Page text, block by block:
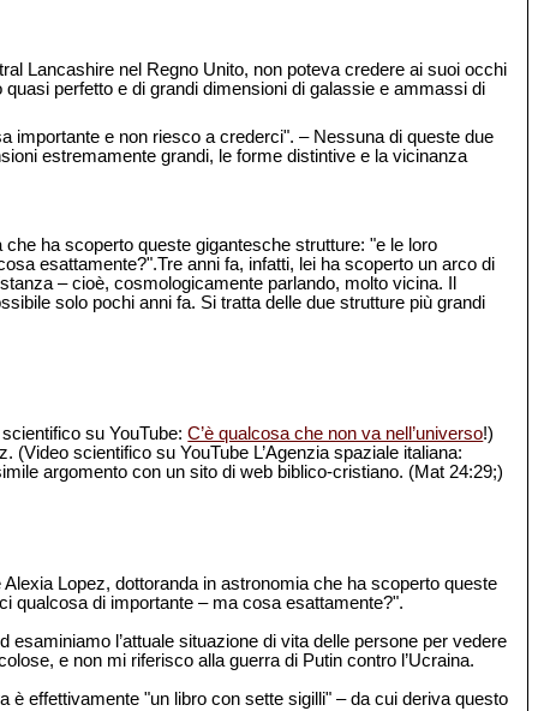
Lancashire nel Regno Unito, non poteva credere ai suoi occhi
perfetto e di grandi dimensioni di galassie e ammassi di
importante e non riesco a crederci". – Nessuna di queste due
estremamente grandi, le forme distintive e la vicinanza
ha scoperto queste gigantesche strutture: "e le loro
esattamente?".Tre anni fa, infatti, lei ha scoperto un arco di
– cioè, cosmologicamente parlando, molto vicina. Il
solo pochi anni fa. Si tratta delle due strutture più grandi
su YouTube:C’è qualcosa che non va nell’universo!)
scientifico su YouTube L’Agenzia spaziale italiana:
argomento con un sito di web biblico-cristiano. (Mat 24:29;)
Lopez, dottoranda in astronomia che ha scoperto queste
qualcosa di importante – ma cosa esattamente?".
l’attuale situazione di vita delle persone per vedere
e non mi riferisco alla guerra di Putin contro l’Ucraina.
è effettivamente "un libro con sette sigilli" – da cui deriva questo